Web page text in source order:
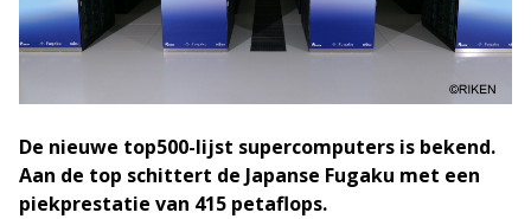
De nieuwe top500-lijst supercomputers is bekend.
Aan de top schittert de Japanse Fugaku met een
piekprestatie van 415 petaflops.